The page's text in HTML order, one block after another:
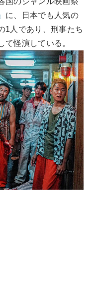
に、日本でも人気の
1人であり、刑事たち
て怪演している。